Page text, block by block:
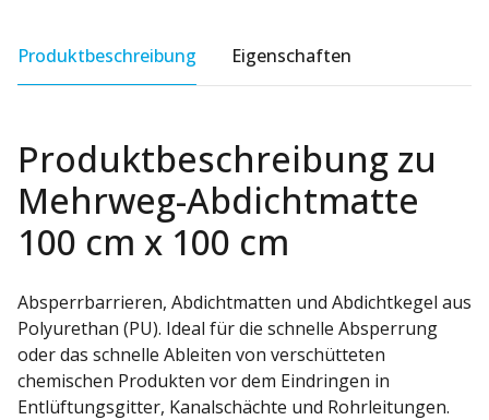
Produktbeschreibung Eigenschaften
Produktbeschreibung zu
Mehrweg-Abdichtmatte
100 cm x 100 cm
Absperrbarrieren, Abdichtmatten und Abdichtkegel aus
Polyurethan (PU). Ideal für die schnelle Absperrung
oder das schnelle Ableiten von verschütteten
chemischen Produkten vor dem Eindringen in
Entlüftungsgitter, Kanalschächte und Rohrleitungen.